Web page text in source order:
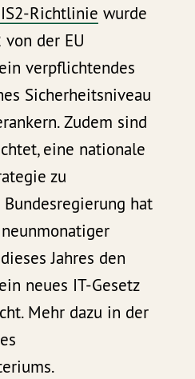
Richtlinie wurde
der EU
verpflichtendes
Sicherheitsniveau
Zudem sind
eine nationale
zu
hat
Jahres den
neues IT-Gesetz
Mehr dazu in der